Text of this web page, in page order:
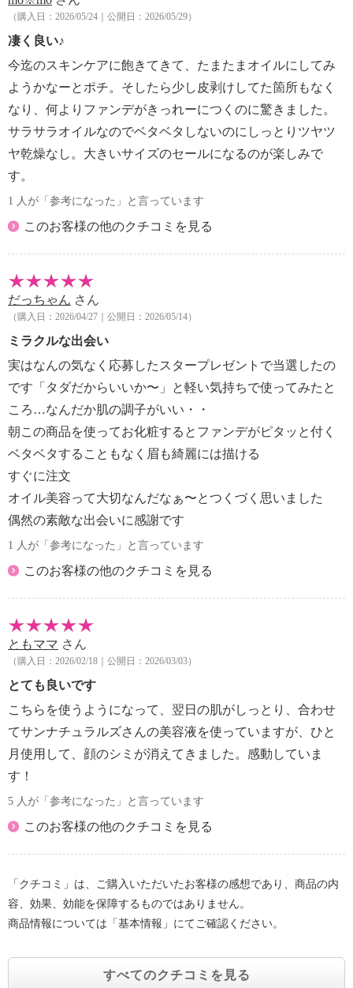
・化粧品がお肌に合わないときや次のような症状があ
らわれた場合には、ご使用をおやめください。
そのまま化粧品類のご使用を続けますと、症状を悪
化させることがありますので、
皮膚科専門医等にご相談されることをおすすめしま
す。
・ご使用中、赤味、はれ、かゆみ、刺激、色抜け
（白斑等）や黒ずみ等の異常があらわれた場合。
・ご使用後のお肌に、直射日光があたって上記のよ
・ご使用後は必ずしっかりキャップをしめてくださ
い。
には保管しないでください。
・低温では固化する場合がありますが、常温でしばら
くたつと元に戻ります。品質には問題ありません。
（購入日：2026/05/24｜公開日：2026/05/29）
凄く良い♪
今迄のスキンケアに飽きてきて、たまたまオイルにしてみ
ようかなーとポチ。そしたら少し皮剥けしてた箇所もなく
なり、何よりファンデがきっれーにつくのに驚きました。
サラサラオイルなのでベタベタしないのにしっとりツヤツ
ヤ乾燥なし。大きいサイズのセールになるのが楽しみで
す。
1 人が「参考になった」と言っています
このお客様の他のクチコミを見る
だっちゃん さん
（購入日：2026/04/27｜公開日：2026/05/14）
ミラクルな出会い
実はなんの気なく応募したスタープレゼントで当選したの
です「タダだからいいか〜」と軽い気持ちで使ってみたと
ころ…なんだか肌の調子がいい・・
朝この商品を使ってお化粧するとファンデがピタッと付く
ベタベタすることもなく眉も綺麗には描ける
すぐに注文
オイル美容って大切なんだなぁ〜とつくづく思いました
偶然の素敵な出会いに感謝です
1 人が「参考になった」と言っています
このお客様の他のクチコミを見る
ともママ さん
（購入日：2026/02/18｜公開日：2026/03/03）
とても良いです
こちらを使うようになって、翌日の肌がしっとり、合わせ
てサンナチュラルズさんの美容液を使っていますが、ひと
月使用して、顔のシミが消えてきました。感動していま
す！
5 人が「参考になった」と言っています
このお客様の他のクチコミを見る
「クチコミ」は、ご購入いただいたお客様の感想であり、商品の内
容、効果、効能を保障するものではありません。
商品情報については「基本情報」にてご確認ください。
すべてのクチコミを見る